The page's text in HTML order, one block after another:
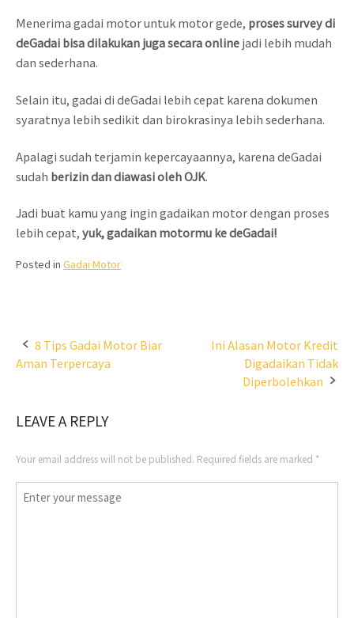
Menerima gadai motor untuk motor gede, proses survey di
deGadai bisa dilakukan juga secara onlinejadi lebih mudah
dan sederhana.
Selain itu, gadai di deGadai lebih cepat karena dokumen
syaratnya lebih sedikit dan birokrasinya lebih sederhana.
Apalagi sudah terjamin kepercayaannya, karena deGadai
sudah berizin dan diawasi oleh OJK.
Jadi buat kamu yang ingin gadaikan motor dengan proses
lebih cepat,yuk, gadaikan motormu ke deGadai!
Posted in Gadai Motor
Post
8 Tips Gadai Motor Biar
Aman Terpercaya
Ini Alasan Motor Kredit
Digadaikan Tidak
Diperbolehkan
LEAVE A REPLY
Your email address will not be published. Required fields are marked *
Comment